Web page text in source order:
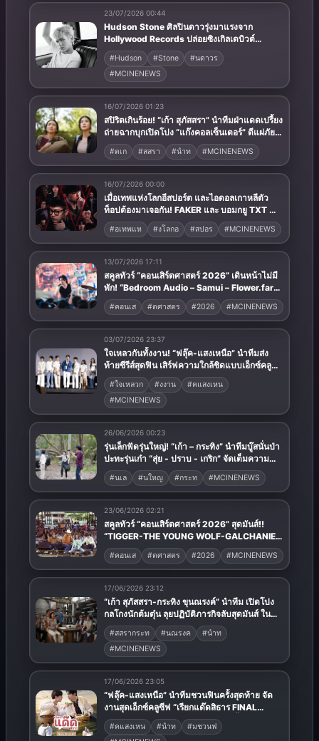
23/07/2026 00:44
Hudson Stone ศิลปินดาวรุ่งมาแรงจาก
Hollywood Records ปล่อยซิงเกิลเดบิวต์
“Overthinker” โดนใจคนคิดมาก ที่เมื่อตกหลุม
รัก ก็ยอมปล่อยให้หัวใจนำทางไปได้ง่าย ๆ
#Hudson #Stone
#นดาวร
#MCINENEWS
16/07/2026 01:23
สปิริตเกินร้อย! “เก้า สุภัสสรา” นำทีมฝ่าแดดเปรี้ยง
ถ่ายฉากบุกเปิดโปง “แก๊งคอลเซ็นเตอร์” ตีแผ่ภัย
สังคมยุคใหม่ ใน “เกมโกงเกมส์”
#ตเก #สสรา #นำท #MCINENEWS
16/07/2026 00:00
เมื่อเทพแห่งโลกอีสปอร์ต และไอดอลเกาหลีตัว
ท็อปต้องมาเจอกัน! FAKER และ บอมกยู TXT นำ
ทัพเข้าสู่ “Murder Club: Liar’s Table” สุดยอด
เกมโชว์สืบสวนคดีฆาตกรรม ปักหมุดสตรีม 29
กรกฎาคมนี้ บน Disney+
#อเทพแห #งโลกอ #สปอร #MCINENEWS
13/07/2026 17:11
สคูลทัวร์ “คอนเสิร์ตศาสตร์ 2026” เดินหน้าไม่มี
พัก! “Bedroom Audio – Samui – Flower.far”
นำทีมรุ่นน้องขนโชว์ ร้อง-เล่น-เต้น สุดมันส์!!
#คอนเส #ตศาสตร #2026 #MCINENEWS
03/07/2026 23:37
ใจเหลวกันทั้งงาน! “ฟลุ๊ค-แสงเหนือ” นำทีมส่ง
ท้ายซีรีส์สุดฟิน เสิร์ฟความใกล้ชิดแบบเอ็กซ์คลูซีฟ
ใน “เรียกแด๊ดสิธาร FINAL EPISODE”
#ใจเหลวก #งงาน
#คแสงเหน
#MCINENEWS
26/06/2026 00:23
รุ่นเล็กฟัดรุ่นใหญ่! “เก้า – กระทิง” นำทีมบู๊สนั่นป่า
ปะทะรุ่นเก๋า “สุ่ย - ปราบ - เกริก” จัดเต็มความ
มันส์ใน “เกมส์โกงเกมส์”
#นเล #นใหญ #กระท #MCINENEWS
23/06/2026 02:21
สคูลทัวร์ “คอนเสิร์ตศาสตร์ 2026” สุดมันส์!!
“TIGGER-THE YOUNG WOLF-GALCHANIE”
นำทีมศิลปินยึดโรงเรียนพาน้องๆ โดดยับ!
#คอนเส #ตศาสตร #2026 #MCINENEWS
17/06/2026 23:12
“เก้า สุภัสสรา-กระทิง ขุนณรงค์” นำทีม เปิดโปง
กลโกงนักต้มตุ๋น ลุยปฏิบัติภารกิจลับสุดมันส์ ใน
“เกมส์โกงเกมส์ (The Scammer Games)” เริ่ม
18 มิ.ย. นี้
#สสรากระท #นณรงค
#นำท
#MCINENEWS
17/06/2026 23:05
“ฟลุ๊ค-แสงเหนือ” นำทีมชวนฟินครั้งสุดท้าย จัด
งานสุดเอ็กซ์คลูซีฟ “เรียกแด๊ดสิธาร FINAL
EPISODE“ ปักหมุดกดบัตร 12 มิ.ย. นี้
#คแสงเหน #นำท
#มชวนฟ